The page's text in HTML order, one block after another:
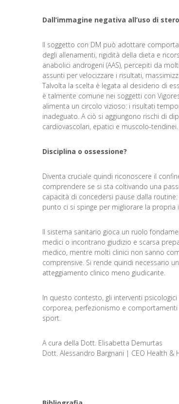
Dall’immagine negativa all’uso di
Il soggetto con DM può adottare
degli allenamenti, rigidità della dieta e
anabolici androgeni (AAS), percepiti da
assunti per velocizzare i risultati,
Talvolta la scelta è legata al desiderio di
è talmente comune nei soggetti con
alimenta un circolo vizioso: i risultati
inadeguato. A ciò si aggiungono rischi di
cardiovascolari, epatici e muscolo-tendinei.
Disciplina o ossessione?
Diventa cruciale quindi riconoscere il
comprendere se si sta coltivando una
capacità di concedersi pause dalla
punto ci si spinge per migliorare la propria
Il sistema sanitario gioca un ruolo
medici o incontrano giudizio e scarsa
medico, mentre molti clinici non sanno
comprensive. Si rende quindi necessario
atteggiamento clinico meno giudicante.
In questo contesto, gli interventi
corporea, perfezionismo e
sport.
A cura della Dott. Elisabetta Demurtas
Dott. Alessandro Bargnani | CEO Health &